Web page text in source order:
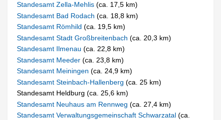
Standesamt Zella-Mehlis(ca. 17,5 km)
Standesamt Bad Rodach(ca. 18,8 km)
Standesamt Römhild(ca. 19,5 km)
Standesamt Stadt Großbreitenbach(ca. 20,3 km)
Standesamt Ilmenau(ca. 22,8 km)
Standesamt Meeder(ca. 23,8 km)
Standesamt Meiningen(ca. 24,9 km)
Standesamt Steinbach-Hallenberg(ca. 25 km)
Standesamt Heldburg (ca. 25,6 km)
Standesamt Neuhaus am Rennweg(ca. 27,4 km)
Standesamt Verwaltungsgemeinschaft Schwarzatal(ca.